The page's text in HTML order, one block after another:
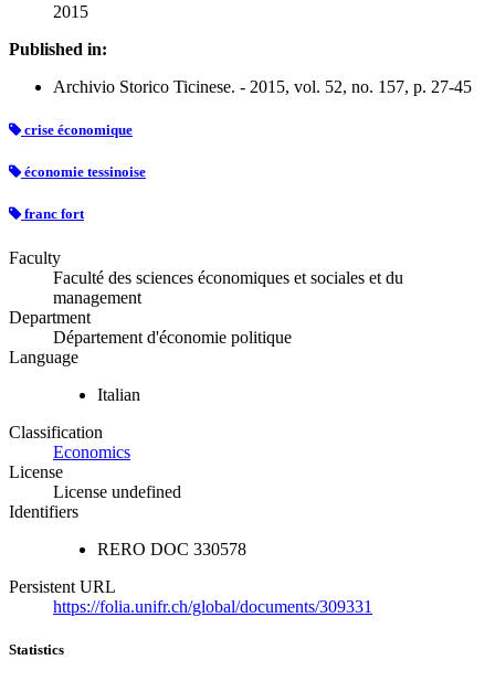
2015
Published in:
Archivio Storico Ticinese. - 2015, vol. 52, no. 157, p. 27-45
crise économique
économie tessinoise
franc fort
Faculty
Faculté des sciences économiques et sociales et du
management
Department
Département d'économie politique
Language
Italian
Classification
Economics
License
License undefined
Identifiers
RERO DOC 330578
Persistent URL
https://folia.unifr.ch/global/documents/309331
Statistics